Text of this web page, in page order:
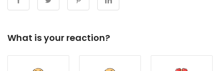
What is your reaction?